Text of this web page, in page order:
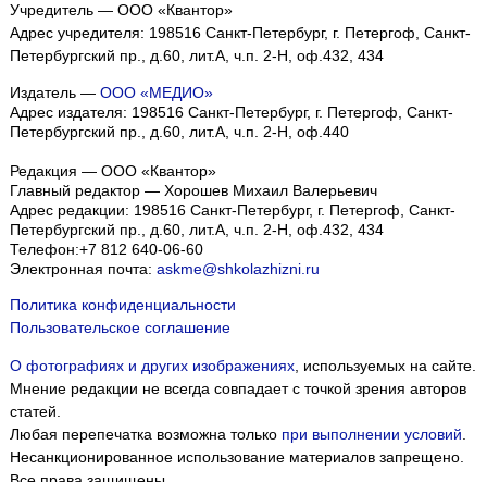
Учредитель — ООО «Квантор»
Адрес учредителя: 198516 Санкт-Петербург, г. Петергоф, Санкт-
Петербургский пр., д.60, лит.А, ч.п. 2-Н, оф.432, 434
Издатель — ООО «МЕДИО»
Адрес издателя: 198516 Санкт-Петербург, г. Петергоф, Санкт-
Петербургский пр., д.60, лит.А, ч.п. 2-Н, оф.440
Редакция — ООО «Квантор»
Главный редактор — Хорошев Михаил Валерьевич
Адрес редакции: 198516 Санкт-Петербург, г. Петергоф Санкт-
Петербургский пр., д.60, лит.А, ч.п. 2-Н, оф.432, 434
Телефон:+7 812 640-06-60
Электронная почта: askme@shkolazhizni.ru
Политика конфиденциальности
Пользовательское соглашение
О фотографиях и других изображениях, используемых на сайте.
Мнение редакции не всегда совпадает с точкой зрения авторов
статей.
Любая перепечатка возможна только при выполнении условий
Несанкционированное использование материалов запрещено.